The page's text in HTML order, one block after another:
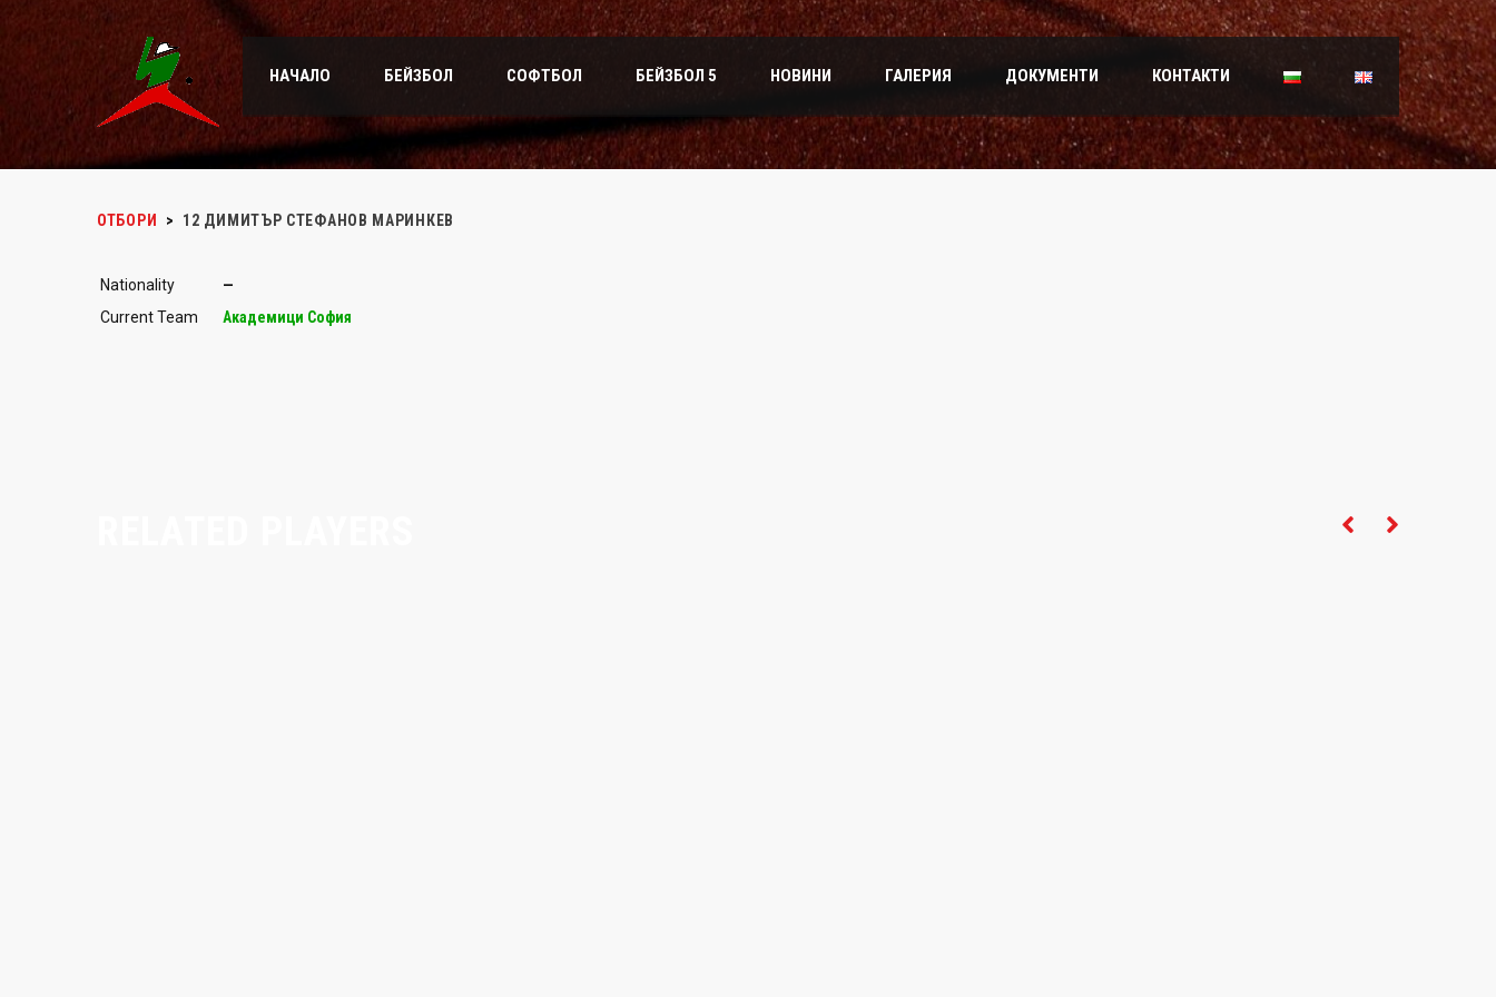
НАЧАЛО БЕЙЗБОЛ СОФТБОЛ БЕЙЗБОЛ 5 НОВИНИ ГАЛЕРИЯ ДОКУМЕНТИ КОНТАКТИ
ОТБОРИ > 12 ДИМИТЪР СТЕФАНОВ МАРИНКЕВ
Nationality
—
Current Team
Академици София